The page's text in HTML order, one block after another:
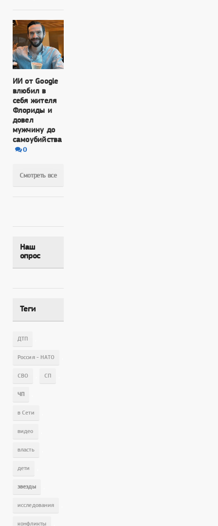
ИИ от Google
влюбил в
себя жителя
Флориды и
довел
мужчину до
самоубийства
0
Смотреть все
Наш
опрос
Теги
ДТП
Россия - НАТО
СВО СП
ЧП
в Сети
видео
власть
дети
звезды
исследования
конфликты